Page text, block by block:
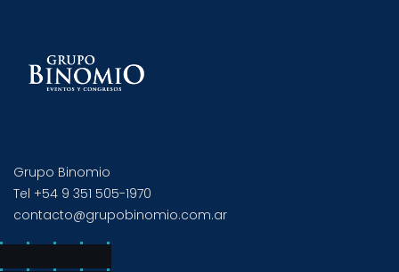
Grupo Binomio
Tel +54 9 351 505-1970
contacto@grupobinomio.com.ar